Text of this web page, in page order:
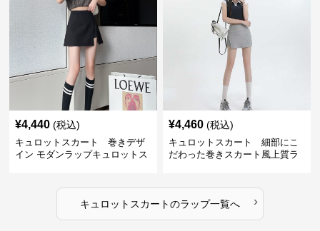
¥4,440 (税込)
キュロットスカート 巻きデザ
イン モダンラップキュロットス
¥4,460 (税込)
キュロットスカート 細部にこ
だわった巻きスカート風上質ラ
キュロットスカートのラップ一覧へ ›